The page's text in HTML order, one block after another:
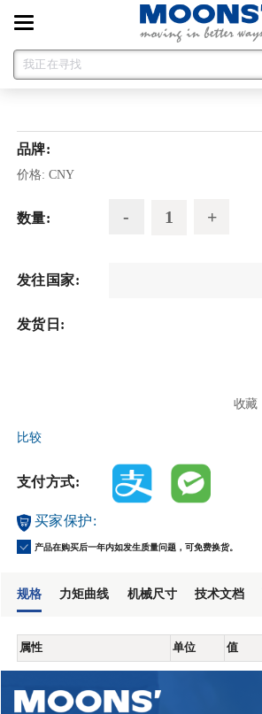
Toggle
navigation
品牌:
价格: CNY
数量:
发往国家:
发货日:
收藏
比较
支付方式:
买家保护:
产品在购买后一年内如发生质量问题，可免费换货。
规格 力矩曲线 机械尺寸 技术文档
属性 单位 值